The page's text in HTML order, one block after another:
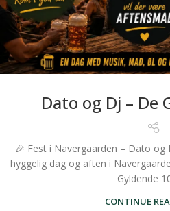
Dato og Dj – De
🎉 Fest i Navergaarden – Dato
hyggelig dag og aften i
Gyldende
CONTINUE